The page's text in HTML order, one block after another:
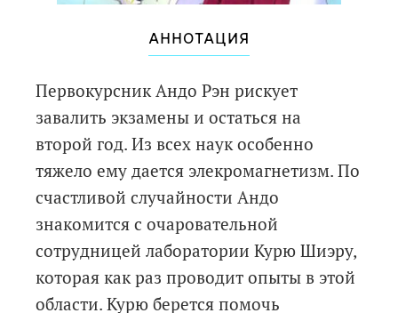
АННОТАЦИЯ
Первокурсник Андо Рэн рискует
завалить экзамены и остаться на
второй год. Из всех наук особенно
тяжело ему дается элекромагнетизм. По
счастливой случайности Андо
знакомится с очаровательной
сотрудницей лаборатории Курю Шиэру,
которая как раз проводит опыты в этой
области. Курю берется помочь